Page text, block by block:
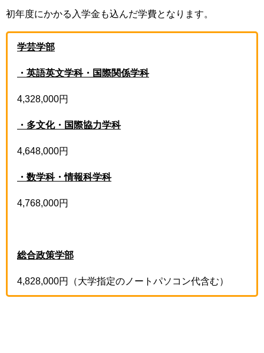
初年度にかかる入学金も込んだ学費となります。
学芸学部
・英語英文学科・国際関係学科
4,328,000円
・多文化・国際協力学科
4,648,000円
・数学科・情報科学科
4,768,000円
総合政策学部
4,828,000円（大学指定のノートパソコン代含む）